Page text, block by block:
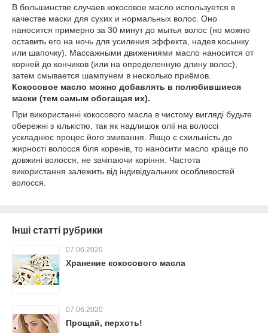
В большинстве случаев кокосовое масло используется в
качестве маски для сухих и нормальных волос. Оно
наносится примерно за 30 минут до мытья волос (но можно
оставить его на ночь для усиления эффекта, надев косынку
или шапочку). Массажными движениями масло наносится от
корней до кончиков (или на определенную длину волос),
затем смывается шампунем в несколько приёмов.
Кокосовое масло можно добавлять в полюбившиеся
маски (тем самым обогащая их).
При використанні кокосового масла в чистому вигляді будьте
обережні з кількістю, так як надлишок олії на волоссі
ускладнює процес його змивання. Якщо є схильність до
жирності волосся біля коренів, то наносити масло краще по
довжині волосся, не зачіпаючи коріння. Частота
використання залежить від індивідуальних особливостей
волосся.
Інші статті рубрики
07.06.2020
Хранение кокосового масла
07.06.2020
Прощай, перхоть!